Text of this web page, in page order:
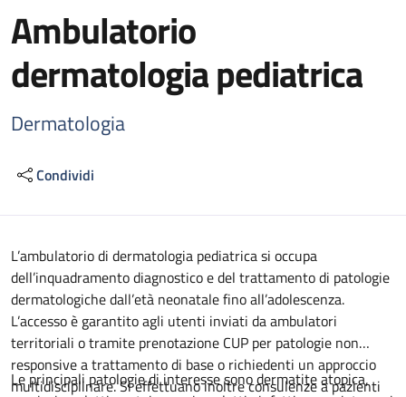
Ambulatorio
dermatologia pediatrica
Dermatologia
Condividi
Descrizione
L’ambulatorio di dermatologia pediatrica si occupa
dell’inquadramento diagnostico e del trattamento di patologie
dermatologiche dall’età neonatale fino all’adolescenza.
L’accesso è garantito agli utenti inviati da ambulatori
territoriali o tramite prenotazione CUP per patologie non
responsive a trattamento di base o richiedenti un approccio
multidisciplinare. Si effettuano inoltre consulenze a pazienti
Le principali patologie di interesse sono dermatite atopica,